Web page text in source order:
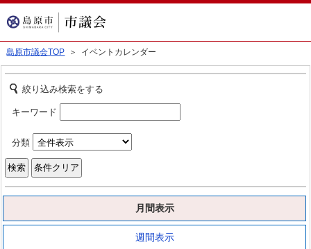
島原市議会TOP ＞ イベントカレンダー
絞り込み検索をする
キーワード
分類
月間表示
週間表示